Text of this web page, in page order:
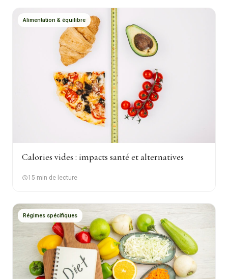
Alimentation & équilibre
Calories vides : impacts santé et alternatives
15 min de lecture
Régimes spécifiques